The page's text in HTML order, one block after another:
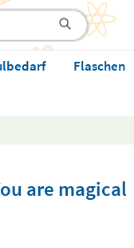
Flaschen
are magical